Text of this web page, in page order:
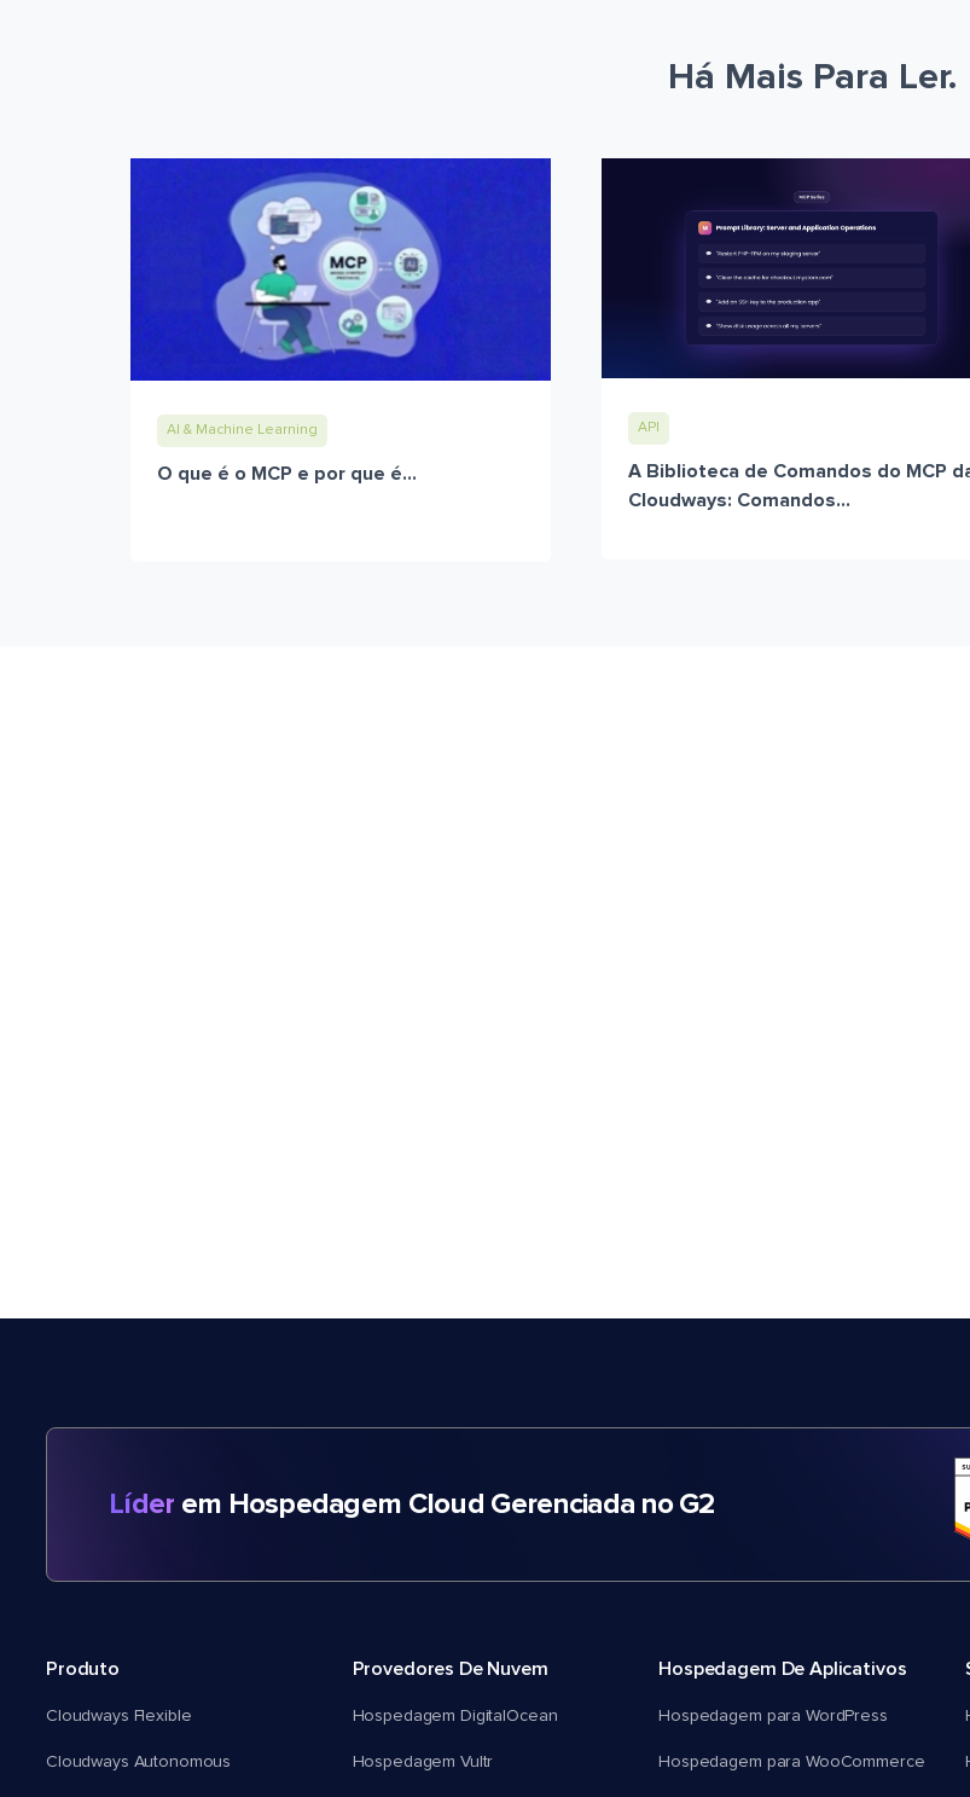
Há Mais Para Ler.
AI & Machine Learning
O que é o MCP e por que é...
API
A Biblioteca de Comandos do MCP
Cloudways: Comandos...
Líder em Hospedagem Cloud Gerenciada no G2
Produto
Cloudways Flexible
Cloudways Autonomous
Provedores De Nuvem
Hospedagem DigitalOcean
Hospedagem Vultr
Hospedagem De Aplicativos
Hospedagem para WordPress
Hospedagem para WooCommerce